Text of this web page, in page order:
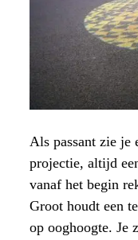
Als passant zie je
projectie, altijd
vanaf het begin
Groot houdt een
op ooghoogte. Je